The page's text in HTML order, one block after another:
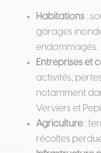
Habitations:
garages
endommagés.
Entreprises et
activités,
notamment
Verviers et
Agriculture:
récoltes